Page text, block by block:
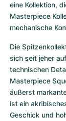
eine Kollektion,
Masterpiece
mechanische
Die
sich seit jeher
technischen
Masterpiece
äußerst
ist ein
Geschick und